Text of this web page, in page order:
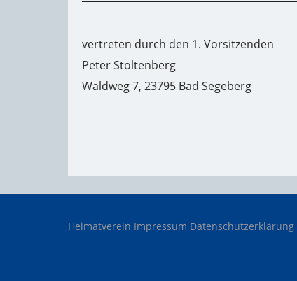
vertreten durch den 1. Vorsitzenden
Peter Stoltenberg
Waldweg 7, 23795 Bad Segeberg
Heimatverein Impressum Datenschutzerklärung